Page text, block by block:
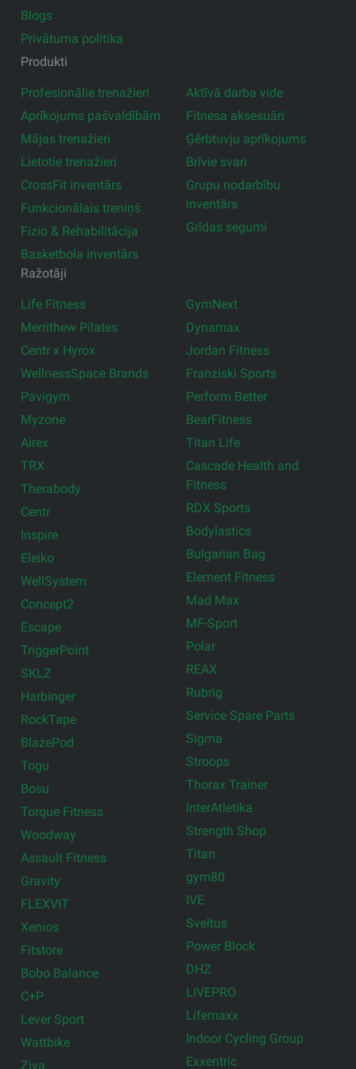
Blogs
Privātuma politika
Produkti
Profesionālie trenažieri
Aprīkojums pašvaldībām
Mājas trenažieri
Lietotie trenažieri
CrossFit inventārs
Funkcionālais treniņš
Fizio & Rehabilitācija
Basketbola inventārs
Aktīvā darba vide
Fitnesa aksesuāri
Ģērbtuvju aprīkojums
Brīvie svari
Grupu nodarbību
inventārs
Grīdas segumi
Ražotāji
Life Fitness
Merrithew Pilates
Centr x Hyrox
WellnessSpace Brands
Pavigym
Myzone
Airex
TRX
Therabody
Centr
Inspire
Eleiko
WellSystem
Concept2
Escape
TriggerPoint
SKLZ
Harbinger
RockTape
BlazePod
Togu
Bosu
Torque Fitness
Woodway
Assault Fitness
Gravity
FLEXVIT
Xenios
Fitstore
Bobo Balance
C+P
Lever Sport
Wattbike
Ziva
GymNext
Dynamax
Jordan Fitness
Franziski Sports
Perform Better
BearFitness
Titan Life
Cascade Health and
Fitness
RDX Sports
Bodylastics
Bulgarian Bag
Element Fitness
Mad Max
MF-Sport
Polar
REAX
Rubrig
Service Spare Parts
Sigma
Stroops
Thorax Trainer
InterAtletika
Strength Shop
Titan
gym80
IVE
Sveltus
Power Block
DHZ
LIVEPRO
Lifemaxx
Indoor Cycling Group
Exxentric